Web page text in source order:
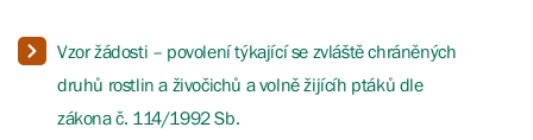
Vzor žádosti – povolení týkající se zvláště chráněných
druhů rostlin a živočichů a volně žijícíh ptáků dle
zákona č. 114/1992 Sb.